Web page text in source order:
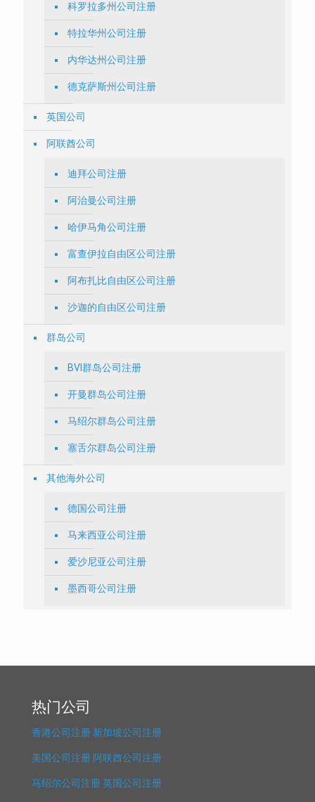
科罗拉多州公司注册
特拉华州公司注册
内华达州公司注册
德克萨斯州公司注册
英国公司
阿联酋公司
迪拜公司注册
阿治曼公司注册
哈伊马角公司注册
富查伊拉自由区公司注册
阿布扎比自由区公司注册
沙迦的自由区公司注册
群岛公司
BVI群岛公司注册
开曼群岛公司注册
马绍尔群岛公司注册
塞舌尔群岛公司注册
其他海外公司
德国公司注册
马来西亚公司注册
爱沙尼亚公司注册
墨西哥公司注册
热门公司
香港公司注册 新加坡公司注册
美国公司注册 阿联酋公司注册
马绍尔公司注册英国公司注册